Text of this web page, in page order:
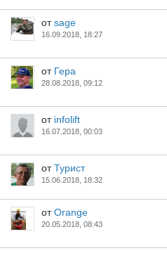
отsage
16.09.2018, 18:27
от Геpа
28.08.2018, 09:12
от infolift
16.07.2018, 00:03
отТурист
15.06.2018, 18:32
отOrange
20.05.2018, 08:43